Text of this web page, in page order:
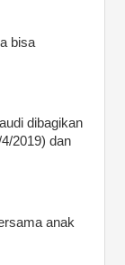
bisa
dibagikan
2019) dan
anak